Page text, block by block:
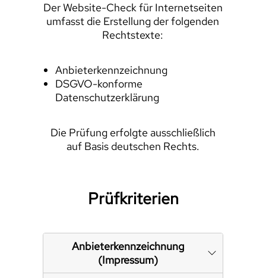
Der Website-Check für Internetseiten
umfasst die Erstellung der folgenden
Rechtstexte:
Anbieterkennzeichnung
DSGVO-konforme
Datenschutzerklärung
Die Prüfung erfolgte ausschließlich
auf Basis deutschen Rechts.
Prüfkriterien
Anbieterkennzeichnung
(Impressum)